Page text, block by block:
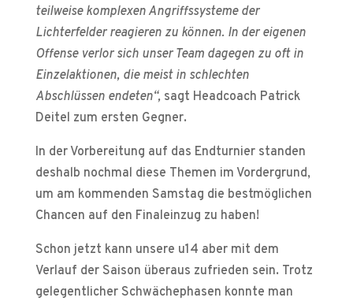
teilweise komplexen Angriffssysteme der
Lichterfelder reagieren zu können. In der eigenen
Offense verlor sich unser Team dagegen zu oft in
Einzelaktionen, die meist in schlechten
Abschlüssen endeten“, sagt Headcoach Patrick
Deitel zum ersten Gegner.
In der Vorbereitung auf das Endturnier standen
deshalb nochmal diese Themen im Vordergrund,
um am kommenden Samstag die bestmöglichen
Chancen auf den Finaleinzug zu haben!
Schon jetzt kann unsere u14 aber mit dem
Verlauf der Saison überaus zufrieden sein. Trotz
gelegentlicher Schwächephasen konnte man